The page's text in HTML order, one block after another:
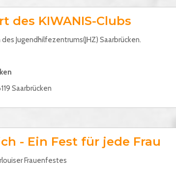
des KIWANIS-Clubs
Jugendhilfezentrums(JHZ) Saarbrücken.
Saarbrücken
- Ein Fest für jede Frau
Frauenfestes